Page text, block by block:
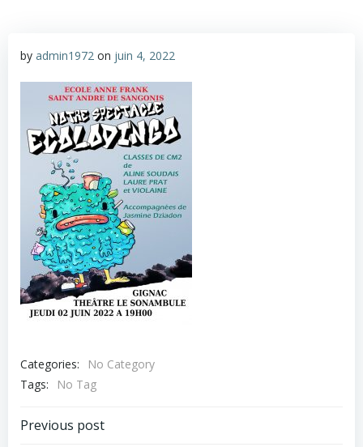
by admin1972 on juin 4, 2022
Categories:
No Category
Tags:
No Tag
Post
Previous post